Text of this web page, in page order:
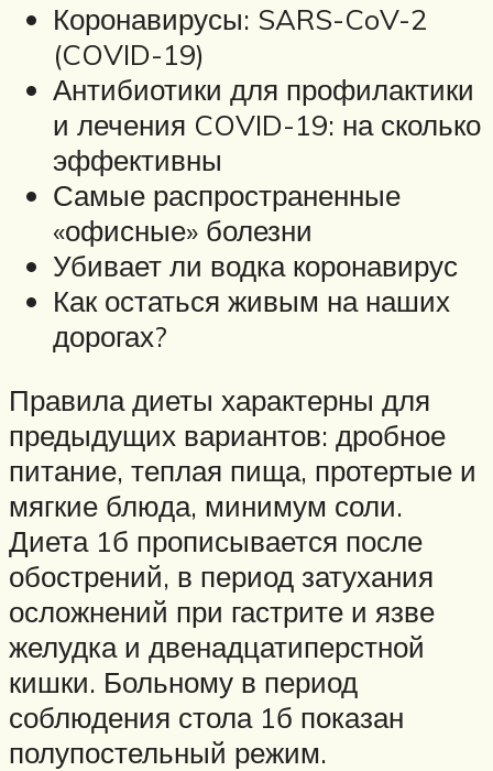
Коронавирусы: SARS-CoV-2
(COVID-19)
Антибиотики для профилактики
и лечения COVID-19: на сколько
эффективны
Самые распространенные
«офисные» болезни
Убивает ли водка коронавирус
Как остаться живым на наших
дорогах?
Правила диеты характерны для
предыдущих вариантов: дробное
питание, теплая пища, протертые и
мягкие блюда, минимум соли.
Диета 1б прописывается после
обострений, в период затухания
осложнений при гастрите и язве
желудка и двенадцатиперстной
кишки. Больному в период
соблюдения стола 1б показан
полупостельный режим.